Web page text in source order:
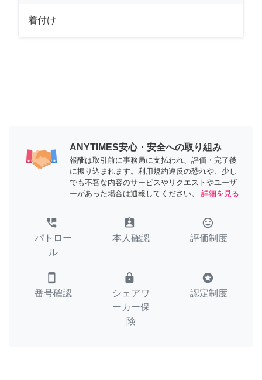
着付け
ANYTIMES安心・安全への取り組み
報酬は取引前に事務局に支払われ、評価・完了後
に振り込まれます。利用規約違反の恐れや、少し
でも不審な内容のサービスやリクエストやユーザ
ーがあった場合は通報してください。
詳細を見る
perm_phone_msg
パトロー
ル
assignment_ind
本人確認
tag_faces
評価制度
smartphone
番号確認
lock
シェアワ
ーカー保
険
stars
認定制度